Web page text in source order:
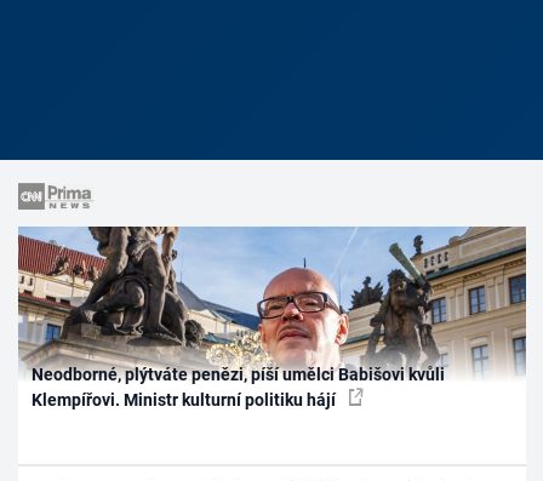
Neodborné, plýtváte penězi, píší umělci Babišovi kvůli
Klempířovi. Ministr kulturní politiku hájí